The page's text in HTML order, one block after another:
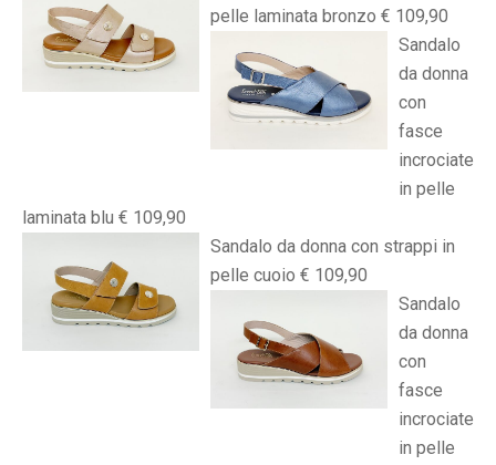
pelle laminata bronzo € 109,90
Sandalo
da donna
con
fasce
incrociate
in pelle
laminata blu € 109,90
Sandalo da donna con strappi in
pelle cuoio € 109,90
Sandalo
da donna
con
fasce
incrociate
in pelle